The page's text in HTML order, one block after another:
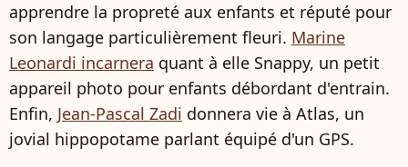
apprendre la propreté aux enfants et réputé pour
son langage particulièrement fleuri. Marine
Leonardi incarnera quant à elle Snappy, un petit
appareil photo pour enfants débordant d'entrain.
Enfin, Jean-Pascal Zadi donnera vie à Atlas, un
jovial hippopotame parlant équipé d'un GPS.